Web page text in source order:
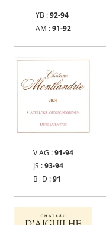
YB :92-94
AM :91-92
V AG :91-94
JS :93-94
B+D :91